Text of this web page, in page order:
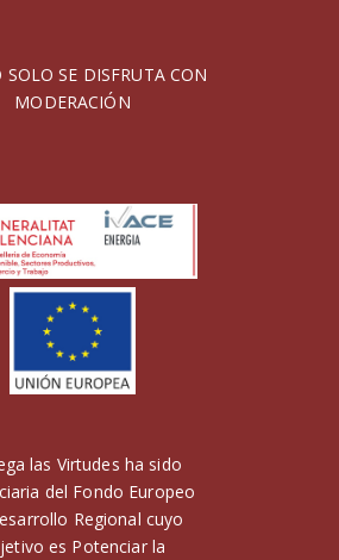
SOLO SE DISFRUTA CON
MODERACIÓN
las Virtudes ha sido
del Fondo Europeo
Regional cuyo
es Potenciar la